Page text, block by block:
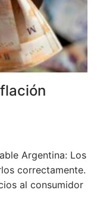
Argentina: Los
correctamente.
al consumidor